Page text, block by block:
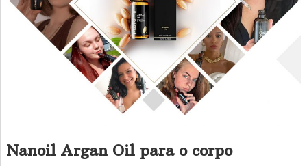
Nanoil Argan Oil para o corpo